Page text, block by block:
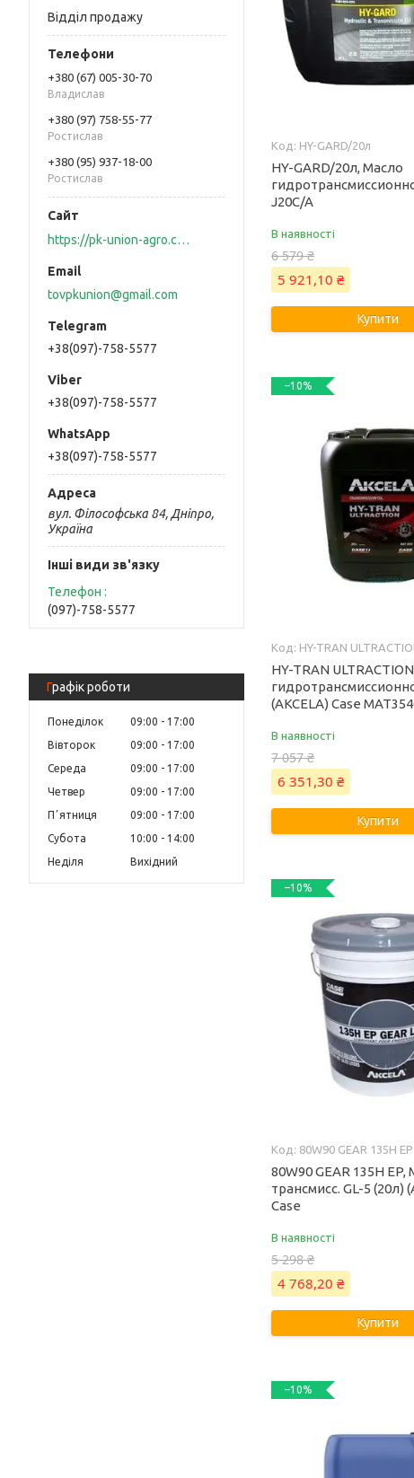
Відділ продажу
+380 (67) 005-30-70
Владислав
+380 (97) 758-55-77
Ростислав
+380 (95) 937-18-00
Ростислав
https://pk-union-agro.com.ua
tovpkunion@gmail.com
+38(097)-758-5577
+38(097)-758-5577
+38(097)-758-5577
вул. Філософська 84, Дніпро,
Україна
Інші види зв'язку
Телефон
(097)-758-5577
Графік роботи
Понеділок 09:00
17:00
Вівторок
09:00
17:00
Середа
09:00
17:00
Четвер
09:00
17:00
Пʼятниця
09:00
17:00
Субота
10:00
14:00
Неділя
Вихідний
HY-GARD/20л
HY-GARD/20л, Масло
J20C/A
В наявності
6 579 ₴
5 921,10 ₴
Купити
–10%
HY-TRAN
HY-TRAN
(AKCELA) Case
В наявності
7 057 ₴
6 351,30 ₴
Купити
–10%
80W90 GEAR 135H EP
80W90 GEAR 135H EP,
трансмисс. GL-5 (20л)
Case
В наявності
5 298 ₴
4 768,20 ₴
Купити
–10%